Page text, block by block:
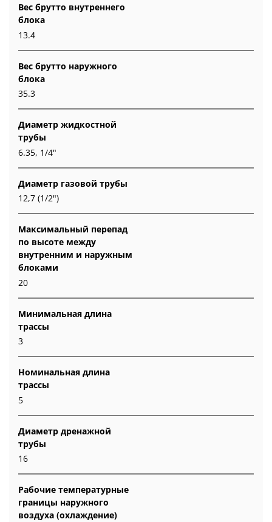
Вес брутто внутреннего
блока
13.4
Вес брутто наружного
блока
35.3
Диаметр жидкостной
трубы
6.35, 1/4"
Диаметр газовой трубы
12,7 (1/2")
Максимальный перепад
по высоте между
внутренним и наружным
блоками
20
Минимальная длина
трассы
3
Номинальная длина
трассы
5
Диаметр дренажной
трубы
16
Рабочие температурные
границы наружного
воздуха (охлаждение)